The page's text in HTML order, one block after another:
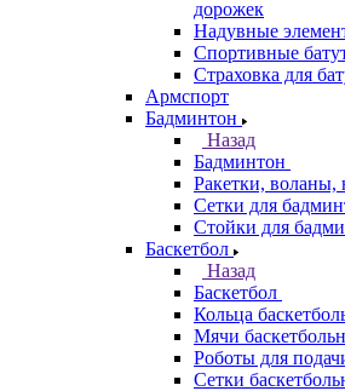
дорожек
Надувные
Спортивные
Страховка для
Армспорт
Бадминтон
Назад
Бадминтон
Ракетки, воланы,
Сетки для
Стойки для
Баскетбол
Назад
Баскетбол
Кольца
Мячи
Роботы для
Сетки